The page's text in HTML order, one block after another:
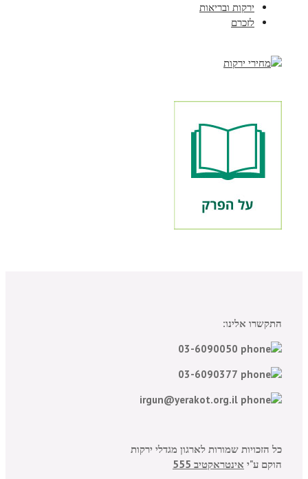
ירקות ובריאות
לזכרם
התקשרו אלינו:
כל הזכויות שמורות לארגון מגדלי ירקות
הוקם ע"י אינטראקטיב 555